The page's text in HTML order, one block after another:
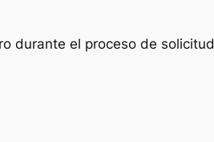
durante el proceso de solicitud